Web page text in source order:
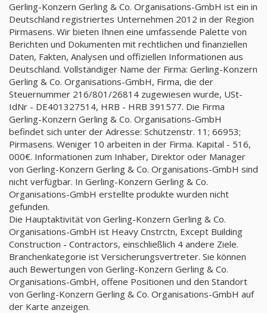
Gerling-Konzern Gerling & Co. Organisations-GmbH ist ein in
Deutschland registriertes Unternehmen 2012 in der Region
Pirmasens. Wir bieten Ihnen eine umfassende Palette von
Berichten und Dokumenten mit rechtlichen und finanziellen
Daten, Fakten, Analysen und offiziellen Informationen aus
Deutschland. Vollständiger Name der Firma: Gerling-Konzern
Gerling & Co. Organisations-GmbH, Firma, die der
Steuernummer 216/801/26814 zugewiesen wurde, USt-
IdNr - DE401327514, HRB - HRB 391577. Die Firma
Gerling-Konzern Gerling & Co. Organisations-GmbH
befindet sich unter der Adresse: Schützenstr. 11; 66953;
Pirmasens. Weniger 10 arbeiten in der Firma. Kapital - 516,
000€. Informationen zum Inhaber, Direktor oder Manager
von Gerling-Konzern Gerling & Co. Organisations-GmbH sind
nicht verfügbar. In Gerling-Konzern Gerling & Co.
Organisations-GmbH erstellte produkte wurden nicht
gefunden.
Die Hauptaktivität von Gerling-Konzern Gerling & Co.
Organisations-GmbH ist Heavy Cnstrctn, Except Building
Construction - Contractors, einschließlich 4 andere Ziele.
Branchenkategorie ist Versicherungsvertreter. Sie können
auch Bewertungen von Gerling-Konzern Gerling & Co.
Organisations-GmbH, offene Positionen und den Standort
von Gerling-Konzern Gerling & Co. Organisations-GmbH auf
der Karte anzeigen.